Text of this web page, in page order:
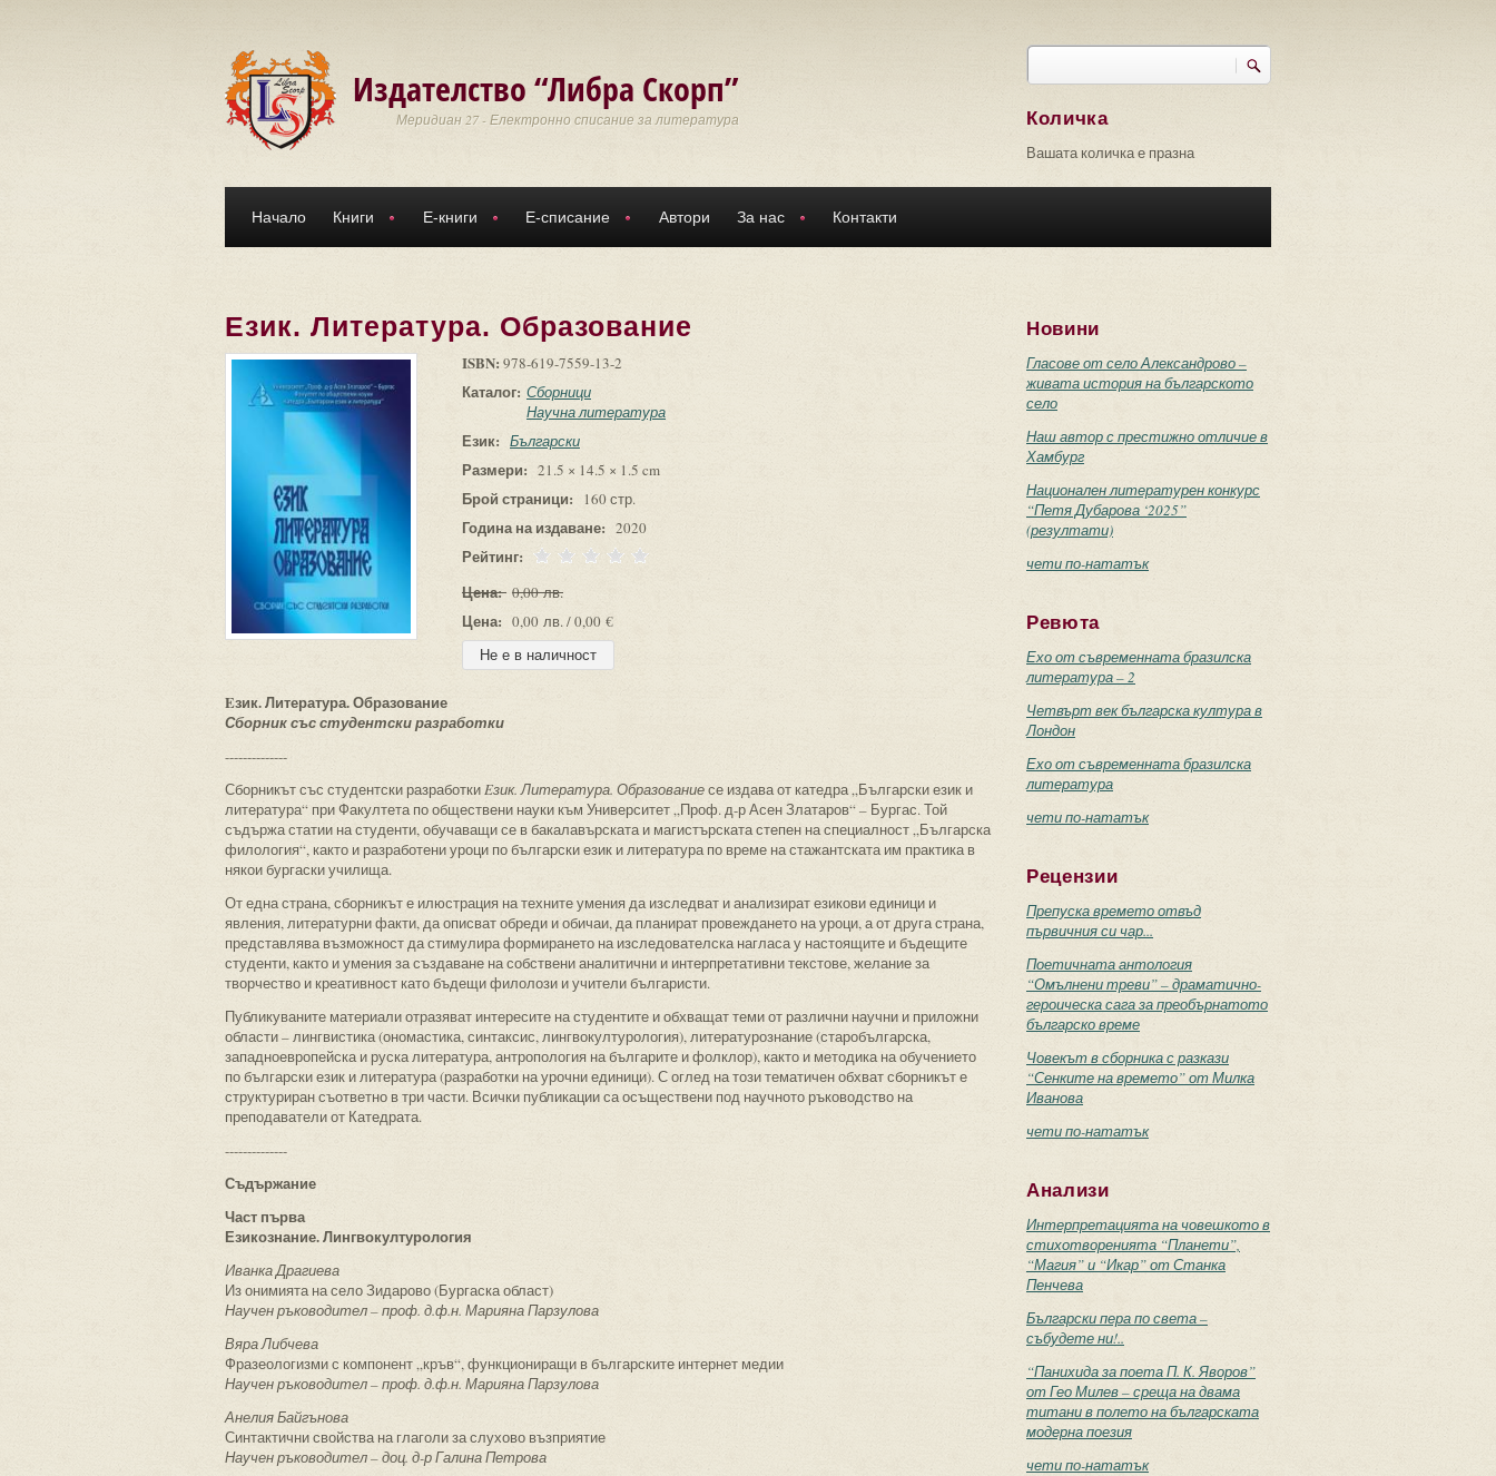
Издателство “Либра Скорп”
Меридиан 27 - Електронно списание за литература
Търси
Количка
Вашата количка е празна
Начало Книги Е-книги Е-списание Автори За нас Контакти
Eзик. Литература. Образование
ISBN: 978-619-7559-13-2
Каталог: Сборници
Научна литература
Език: Български
Размери: 21.5 × 14.5 × 1.5 cm
Брой страници: 160 стр.
Година на издаване: 2020
Рейтинг:
Цена: 0,00 лв.
Цена: 0,00 лв. / 0,00 €
Eзик. Литература. Образование
Сборник със студентски разработки
--------------
Сборникът със студентски разработкиEзик. Литература. Образованиесе издава от катедра „Български език и
литература“ при Факултета по обществени науки към Университет „Проф. д-р Асен Златаров“ – Бургас. Той
съдържа статии на студенти, обучаващи се в бакалавърската и магистърската степен на специалност „Българска
филология“, както и разработени уроци по български език и литература по време на стажантската им практика в
някои бургаски училища.
От една страна, сборникът е илюстрация на техните умения да изследват и анализират езикови единици и
явления, литературни факти, да описват обреди и обичаи, да планират провеждането на уроци, а от друга страна,
представлява възможност да стимулира формирането на изследователска нагласа у настоящите и бъдещите
студенти, както и умения за създаване на собствени аналитични и интерпретативни текстове, желание за
творчество и креативност като бъдещи филолози и учители българисти.
Публикуваните материали отразяват интересите на студентите и обхващат теми от различни научни и приложни
области – лингвистика (ономастика, синтаксис, лингвокултурология), литературознание (старобългарска,
западноевропейска и руска литература, антропология на българите и фолклор), както и методика на обучението
по български език и литература (разработки на урочни единици). С оглед на този тематичен обхват сборникът е
структуриран съответно в три части. Всички публикации са осъществени под научното ръководство на
преподаватели от Катедрата.
--------------
Съдържание
Част първа
Езикознание. Лингвокултурология
Иванка Драгиева
Из онимията на село Зидарово (Бургаска област)
Научен ръководител – проф. д.ф.н. Марияна Парзулова
Вяра Либчева
Фразеологизми с компонент „кръв“, функциониращи в българските интернет медии
Научен ръководител – проф. д.ф.н. Марияна Парзулова
Анелия Байгънова
Синтактични свойства на глаголи за слухово възприятие
Научен ръководител – доц. д-р Галина Петрова
Новини
Гласове от село Александрово –
живата история на българското
село
Наш автор с престижно отличие в
Хамбург
Национален литературен конкурс
“Петя Дубарова ‘2025”
(резултати)
чети по-нататък
Ревюта
Ехо от съвременната бразилска
литература – 2
Четвърт век българска култура в
Лондон
Ехо от съвременната бразилска
литература
чети по-нататък
Рецензии
Препуска времето отвъд
първичния си чар...
Поетичната антология
“Омълнени треви” – драматично-
героическа сага за преобърнатото
българско време
Човекът в сборника с разкази
“Сенките на времето” от Милка
Иванова
чети по-нататък
Анализи
Интерпретацията на човешкото в
стихотворенията “Планети”,
“Магия” и “Икар” от Станка
Пенчева
Български пера по света –
събудете ни!..
“Панихида за поета П. К. Яворов”
от Гео Милев – среща на двама
титани в полето на българската
модерна поезия
чети по-нататък